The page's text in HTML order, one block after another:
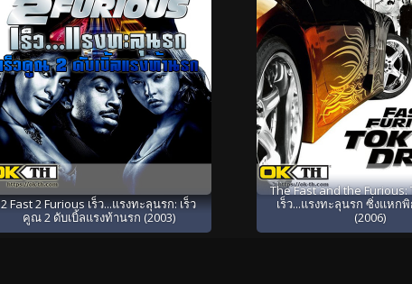
2 Fast 2 Furious เร็ว...แรงทะลุนรก: เร็ว
คูณ 2 ดับเบิ้ลแรงท้านรก (2003)
The Fast and the Furious:
เร็ว...แรงทะลุนรก ซิ่งแหก
(2006)